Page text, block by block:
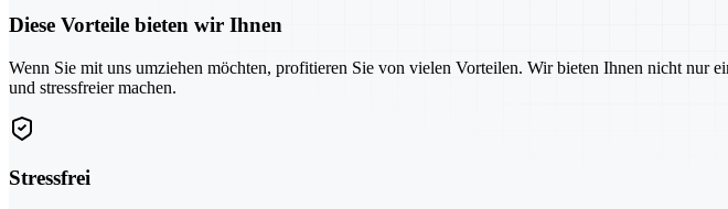
Diese Vorteile bieten wir Ihnen
Wenn Sie mit uns umziehen möchten, profitieren Sie von vielen Vorteilen. Wir bieten Ihnen nicht nur
und stressfreier machen.
Stressfrei